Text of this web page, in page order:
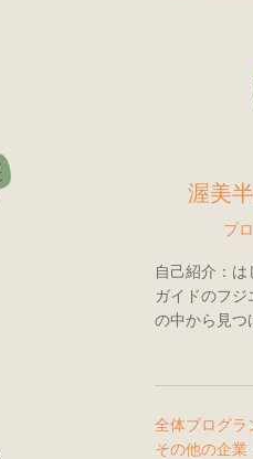
渥美
プ
自己紹介： は
ガイドのフ
の中から見つ
全体ブログラ
その他の企